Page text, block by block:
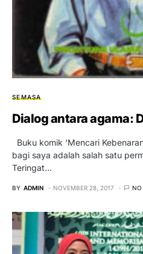
SEMASA
Dialog antara agama:
Buku komik ‘Mencari
bagi saya adalah salah satu
Teringat…
BY ADMIN NOVEMBER 28, 2017 NO